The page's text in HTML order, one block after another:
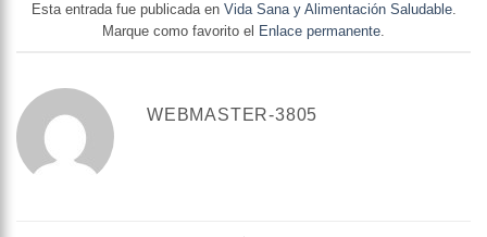
Esta entrada fue publicada en Vida Sana y Alimentación Saludable.
Marque como favorito el Enlace permanente.
WEBMASTER-3805